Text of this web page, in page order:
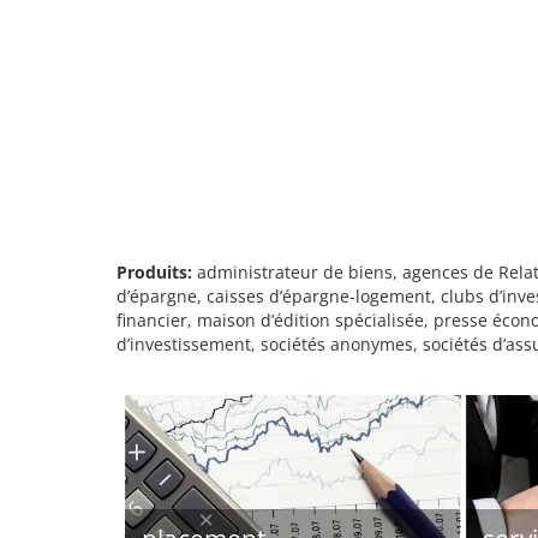
Produits: administrateur de biens, agences de
d’épargne, caisses d’épargne-logement, clubs
financier, maison d’édition spécialisée, presse
d’investissement, sociétés anonymes, sociétés